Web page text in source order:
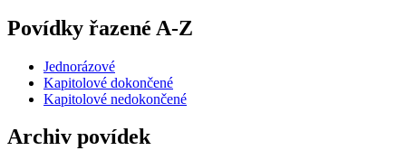
Povídky řazené A-Z
Jednorázové
Kapitolové dokončené
Kapitolové nedokončené
Archiv povídek